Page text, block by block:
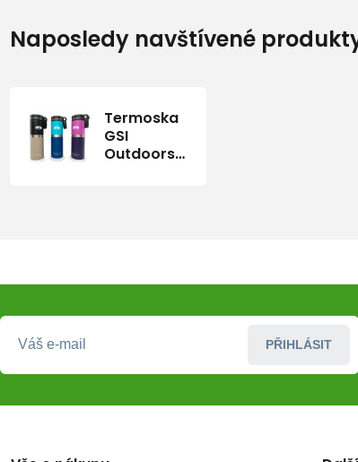
Naposledy navštívené
Termoska
GSI
Outdoors
PŘIHLÁSIT